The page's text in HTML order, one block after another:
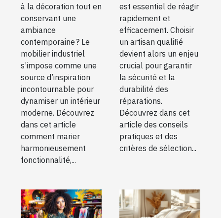
à la décoration tout en
conservant une
ambiance
contemporaine ? Le
mobilier industriel
s’impose comme une
source d’inspiration
incontournable pour
dynamiser un intérieur
moderne. Découvrez
dans cet article
comment marier
harmonieusement
fonctionnalité,...
est essentiel de réagir
rapidement et
efficacement. Choisir
un artisan qualifié
devient alors un enjeu
crucial pour garantir
la sécurité et la
durabilité des
réparations.
Découvrez dans cet
article des conseils
pratiques et des
critères de sélection...